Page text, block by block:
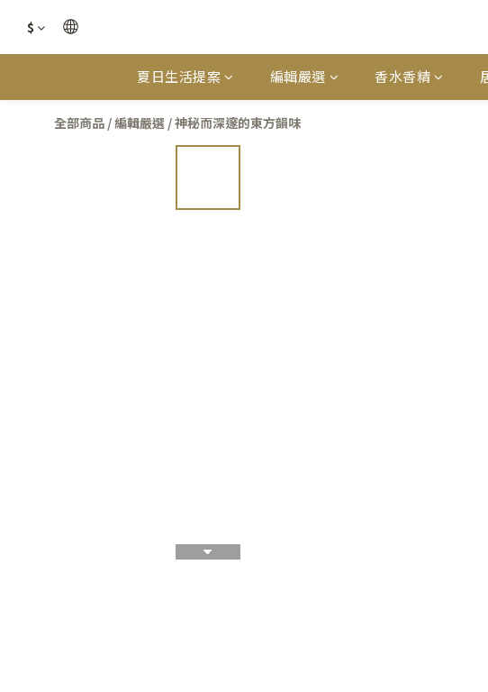
$
夏日生活提案 編輯嚴選 香水香精
全部商品 /編輯嚴選 /神秘而深邃的東方韻味